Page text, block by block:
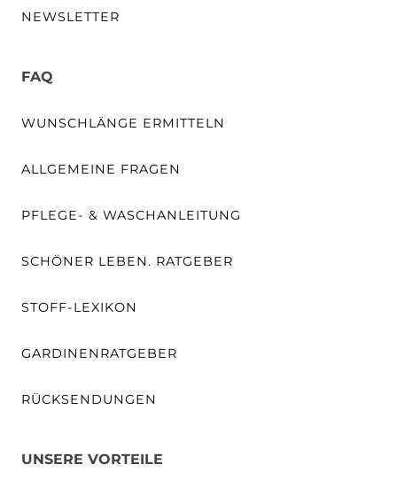
NEWSLETTER
FAQ
WUNSCHLÄNGE ERMITTELN
ALLGEMEINE FRAGEN
PFLEGE- & WASCHANLEITUNG
SCHÖNER LEBEN. RATGEBER
STOFF-LEXIKON
GARDINENRATGEBER
RÜCKSENDUNGEN
UNSERE VORTEILE